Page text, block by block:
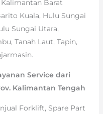
Barat
Kuala, Hulu Sungai
Sungai Utara,
Tanah Laut, Tapin,
Service dari
Kalimantan Tengah
Forklift, Spare Part